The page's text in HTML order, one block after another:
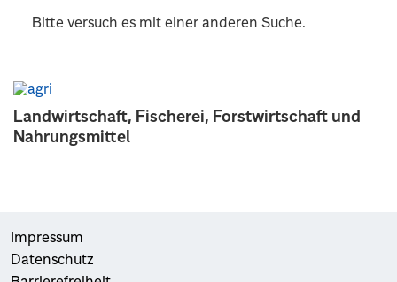
Landwirtschaft, Fischerei, Forstwirtschaft und
Nahrungsmittel
Bitte versuch es mit einer anderen Suche.
Impressum
Datenschutz